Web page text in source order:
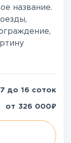
название.
до 16 соток
от 326 000₽